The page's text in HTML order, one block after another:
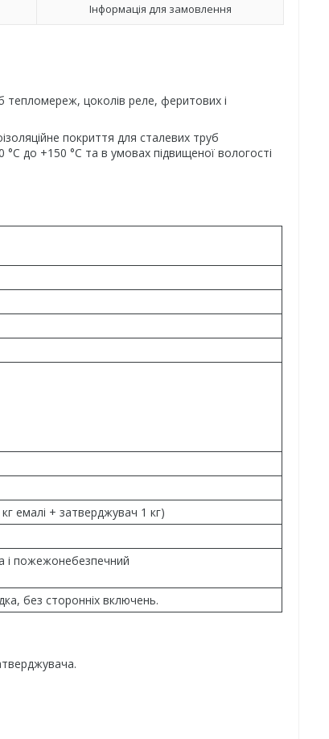
Інформація для замовлення
тепломереж, цоколів реле, феритових і
покриття для сталевих труб
°С до +150 °С та в умовах підвищеної вологості
емалі + затверджувач 1 кг)
і пожежонебезпечний
без сторонніх включень.